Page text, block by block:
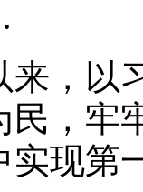
以习
民，牢
实现第